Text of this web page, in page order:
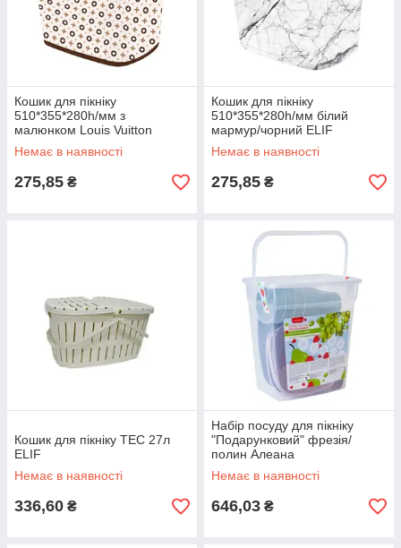
Кошик для пікніку
510*355*280h/мм з
малюнком Louis Vuitton
коричневий ELIF
Немає в наявності
275,85 ₴
Кошик для пікніку
510*355*280h/мм білий
мармур/чорний ELIF
Немає в наявності
275,85 ₴
Кошик для пікніку ТЕС 27л
ELIF
Немає в наявності
336,60 ₴
Набір посуду для пікніку
"Подарунковий" фрезія/
полин Алеана
Немає в наявності
646,03 ₴